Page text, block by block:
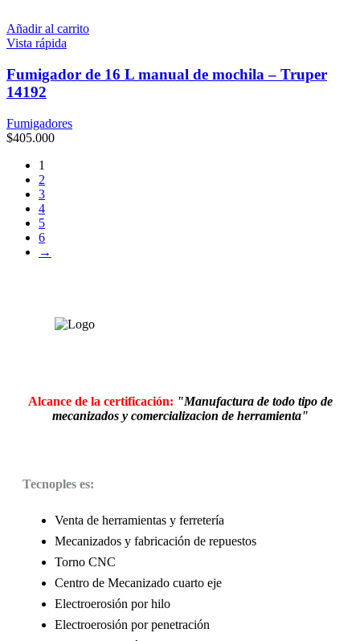
Añadir al carrito
Vista rápida
Fumigador de 16 L manual de mochila – Truper
14192
Fumigadores
$405.000
1
2
3
4
5
6
→
Alcance de la certificación: "Manufactura de todo tipo de
mecanizados y comercializacion de herramienta"
Tecnoples es:
Venta de herramientas y ferretería
Mecanizados y fabricación de repuestos
Torno CNC
Centro de Mecanizado cuarto eje
Electroerosión por hilo
Electroerosión por penetración